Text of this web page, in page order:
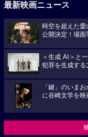
最新映画ニュース
時空を超えた愛
公開決定！場面
＜生成 AI＞と
犯罪を生成する
「鍵」のいま
に谷崎文学を映